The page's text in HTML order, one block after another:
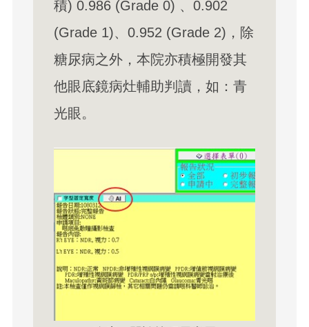
積) 0.986 (Grade 0) 、0.902
(Grade 1)、0.952 (Grade 2)，除
糖尿病之外，本院亦積極開發其
他眼底鏡病灶輔助判讀，如：青
光眼。